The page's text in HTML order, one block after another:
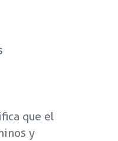
que el
y